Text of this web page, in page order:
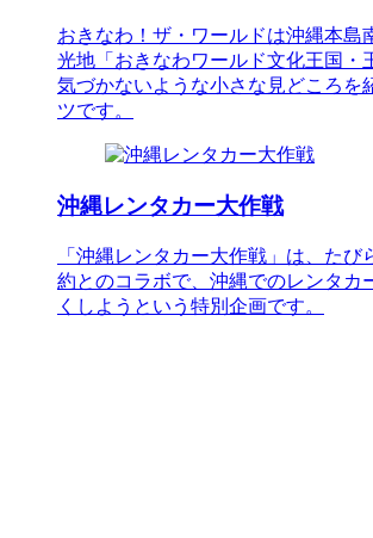
おきなわ！ザ・ワールドは沖縄本島
光地「おきなわワールド文化王国・
気づかないような小さな見どころを
ツです。
沖縄レンタカー大作戦
「沖縄レンタカー大作戦」は、たび
約とのコラボで、沖縄でのレンタカ
くしようという特別企画です。